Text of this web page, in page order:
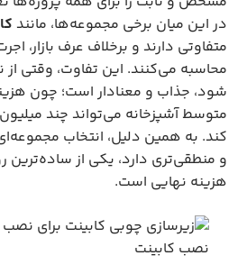
در این میان برخی مجموعه‌ها، مانند
محاسبه می‌کنند. این تفاوت، وقتی از
شود، جذاب و معنادار است؛ چون
متوسط آشپزخانه می‌تواند چند میلیون
کند. به همین دلیل، انتخاب
و منطقی‌تری دارد، یکی از ساده‌ترین
هزینه نهایی است.